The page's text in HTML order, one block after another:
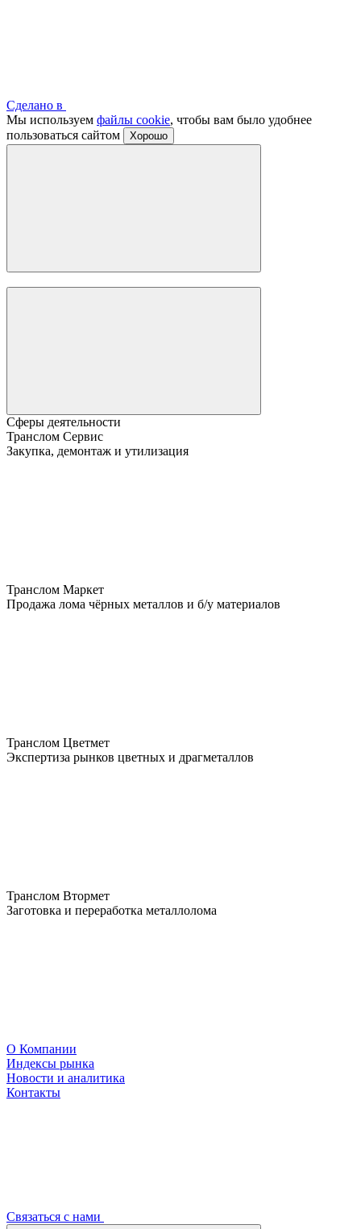
Сделано в
Мы используем файлы cookie, чтобы вам было удобнее
пользоваться сайтом
Хорошо
Сферы деятельности
Транслом Сервис
Закупка, демонтаж и утилизация
Транслом Маркет
Продажа лома чёрных металлов и б/у материалов
Транслом Цветмет
Экспертиза рынков цветных и драгметаллов
Транслом Втормет
Заготовка и переработка металлолома
О Компании
Индексы рынка
Новости и аналитика
Контакты
Связаться с нами